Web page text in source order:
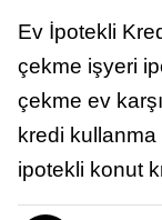
Ev İpotekli
çekme işyeri
çekme ev
kredi
ipotekli konut